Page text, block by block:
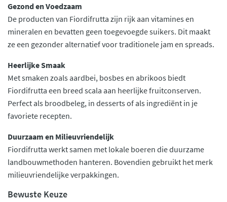
Gezond en Voedzaam
De producten van Fiordifrutta zijn rijk aan vitamines en
mineralen en bevatten geen toegevoegde suikers. Dit maakt
ze een gezonder alternatief voor traditionele jam en spreads.
Heerlijke Smaak
Met smaken zoals aardbei, bosbes en abrikoos biedt
Fiordifrutta een breed scala aan heerlijke fruitconserven.
Perfect als broodbeleg, in desserts of als ingrediënt in je
favoriete recepten.
Duurzaam en Milieuvriendelijk
Fiordifrutta werkt samen met lokale boeren die duurzame
landbouwmethoden hanteren. Bovendien gebruikt het merk
milieuvriendelijke verpakkingen.
Bewuste Keuze